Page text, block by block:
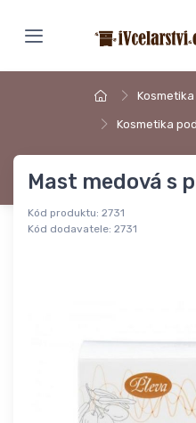
Kosmetika
Kosmetika
Mast medová s
Kód produktu: 2731
Kód dodavatele: 2731